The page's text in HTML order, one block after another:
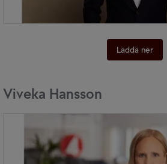
Ladda ner
Viveka Hansson